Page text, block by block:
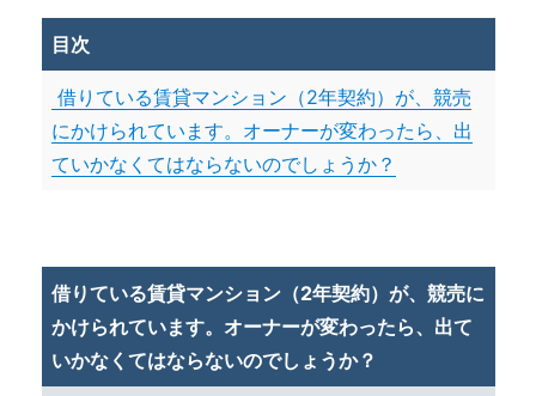
目次
借りている賃貸マンション（2年契約）が、競売
にかけられています。オーナーが変わったら、出
ていかなくてはならないのでしょうか？
借りている賃貸マンション（2年契約）が、競売に
かけられています。オーナーが変わったら、出て
いかなくてはならないのでしょうか？